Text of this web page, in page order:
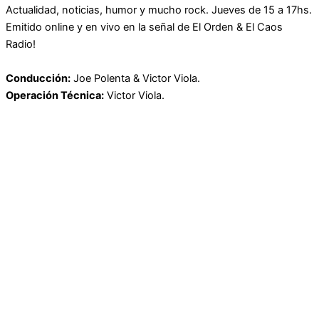
Actualidad, noticias, humor y mucho rock. Jueves de 15 a 17hs.
Emitido online y en vivo en la señal de El Orden & El Caos
Radio!
Conducción: Joe Polenta & Victor Viola.
Operación Técnica: Victor Viola.